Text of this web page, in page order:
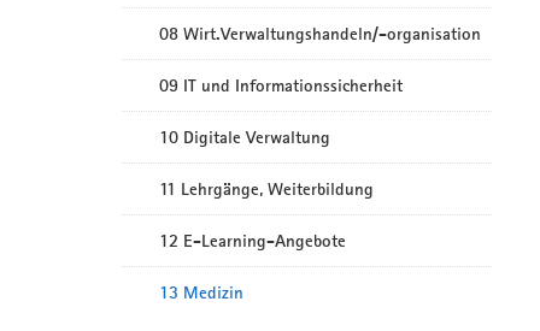
08 Wirt.Verwaltungshandeln/-organisation
09 IT und Informationssicherheit
10 Digitale Verwaltung
11 Lehrgänge, Weiterbildung
12 E-Learning-Angebote
13 Medizin